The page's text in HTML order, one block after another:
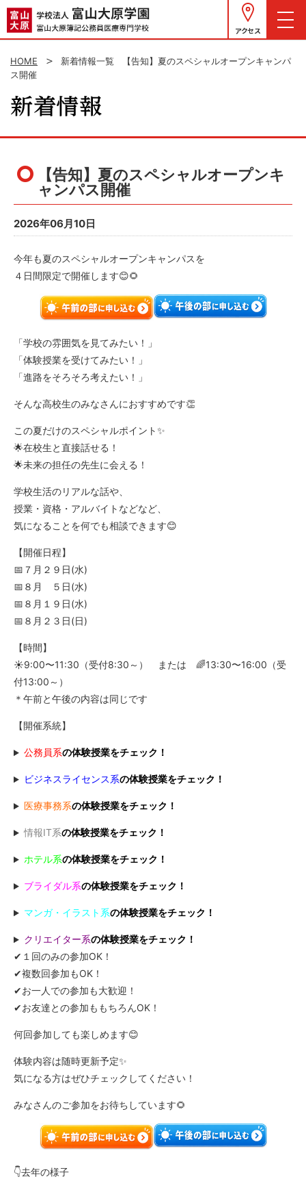
アクセス
HOME 新着情報一覧
【告知】夏のスペシャルオープンキャンパ
ス開催
【告知】夏のスペシャルオープンキ
ャンパス開催
2026年06月10日
今年も夏のスペシャルオープンキャンパスを
４日間限定で開催します😊🌻
「学校の雰囲気を見てみたい！」
「体験授業を受けてみたい！」
「進路をそろそろ考えたい！」
そんな高校生のみなさんにおすすめです👏
この夏だけのスペシャルポイント✨
🌟在校生と直接話せる！
🌟未来の担任の先生に会える！
学校生活のリアルな話や、
授業・資格・アルバイトなどなど、
気になることを何でも相談できます😊
【開催日程】
📅７月２９日(水)
📅８月 ５日(水)
📅８月１９日(水)
📅８月２３日(日)
【時間】
☀️9:00〜11:30（受付8:30～） または 🌈13:30〜16:00（受
付13:00～）
＊午前と午後の内容は同じです
【開催系統】
公務員系の体験授業をチェック！
ビジネスライセンス系の体験授業をチェック！
医療事務系の体験授業をチェック！
情報IT系の体験授業をチェック！
ホテル系の体験授業をチェック！
ブライダル系の体験授業をチェック！
マンガ・イラスト系の体験授業をチェック！
クリエイター系の体験授業をチェック！
✔１回のみの参加OK！
✔複数回参加もOK！
✔お一人での参加も大歓迎！
✔お友達との参加ももちろんOK！
何回参加しても楽しめます😊
体験内容は随時更新予定✨
気になる方はぜひチェックしてください！
みなさんのご参加をお待ちしています🌻
👇去年の様子